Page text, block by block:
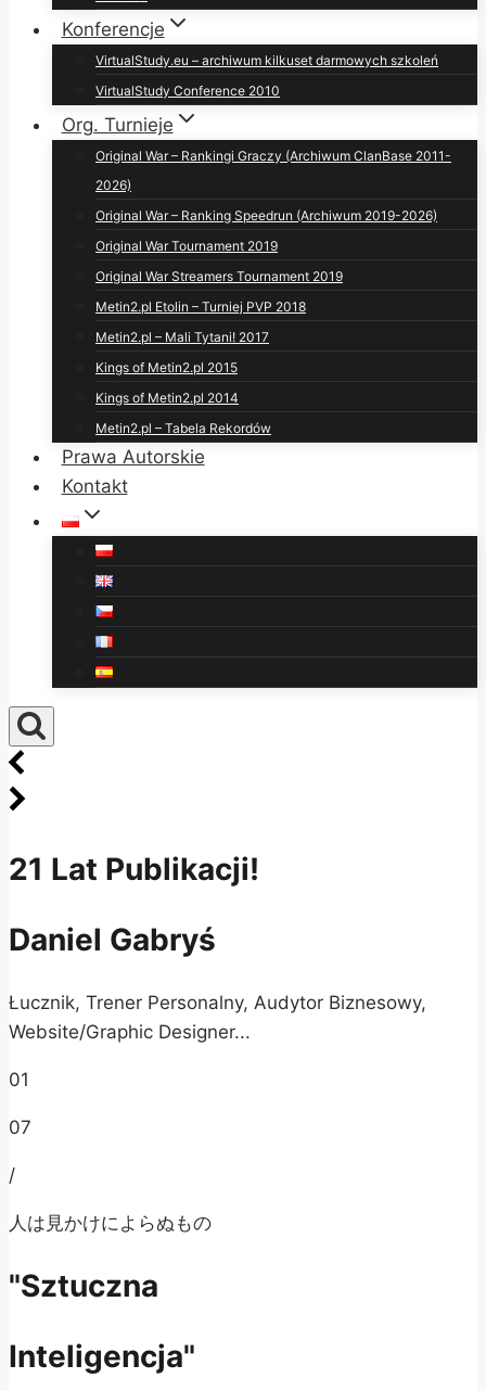
Konferencje
VirtualStudy.eu – archiwum kilkuset darmowych szkoleń
VirtualStudy Conference 2010
Org. Turnieje
Original War – Rankingi Graczy (Archiwum ClanBase 2011-
2026)
Original War – Ranking Speedrun (Archiwum 2019-2026)
Original War Tournament 2019
Original War Streamers Tournament 2019
Metin2.pl Etolin – Turniej PVP 2018
Metin2.pl – Mali Tytani! 2017
Kings of Metin2.pl 2015
Kings of Metin2.pl 2014
Metin2.pl – Tabela Rekordów
Prawa Autorskie
Kontakt
21 Lat Publikacji!
Daniel Gabryś
Łucznik, Trener Personalny, Audytor Biznesowy,
Website/Graphic Designer...
01
07
/
人は見かけによらぬもの
"Sztuczna
Inteligencja"